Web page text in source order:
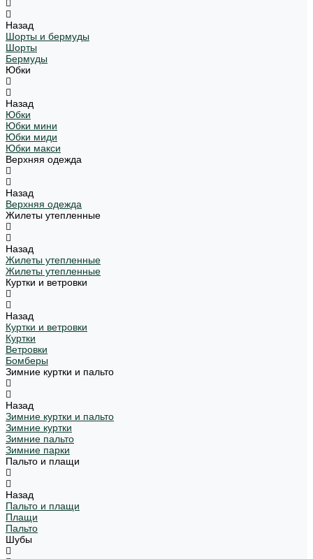
Назад
Шорты и бермуды
Шорты
Бермуды
Юбки
Назад
Юбки
Юбки мини
Юбки миди
Юбки макси
Верхняя одежда
Назад
Верхняя одежда
Жилеты утепленные
Назад
Жилеты утепленные
Жилеты утепленные
Куртки и ветровки
Назад
Куртки и ветровки
Куртки
Ветровки
Бомберы
Зимние куртки и пальто
Назад
Зимние куртки и пальто
Зимние куртки
Зимние пальто
Зимние парки
Пальто и плащи
Назад
Пальто и плащи
Плащи
Пальто
Шубы